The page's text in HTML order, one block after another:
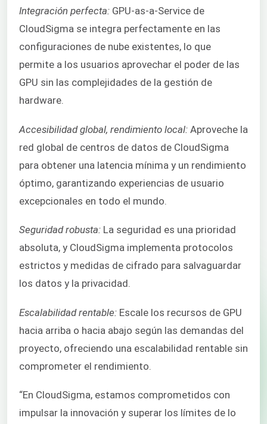
Integración perfecta: GPU-as-a-Service de
CloudSigma se integra perfectamente en las
configuraciones de nube existentes, lo que
permite a los usuarios aprovechar el poder de las
GPU sin las complejidades de la gestión de
hardware.
Accesibilidad global, rendimiento local: Aproveche la
red global de centros de datos de CloudSigma
para obtener una latencia mínima y un rendimiento
óptimo, garantizando experiencias de usuario
excepcionales en todo el mundo.
Seguridad robusta: La seguridad es una prioridad
absoluta, y CloudSigma implementa protocolos
estrictos y medidas de cifrado para salvaguardar
los datos y la privacidad.
Escalabilidad rentable: Escale los recursos de GPU
hacia arriba o hacia abajo según las demandas del
proyecto, ofreciendo una escalabilidad rentable sin
comprometer el rendimiento.
“En CloudSigma, estamos comprometidos con
impulsar la innovación y superar los límites de lo